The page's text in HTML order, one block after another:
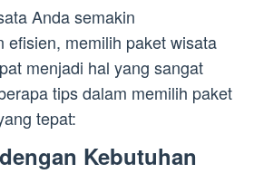
Anda semakin
efisien, memilih paket wisata
menjadi hal yang sangat
tips dalam memilih paket
tepat:
Kebutuhan